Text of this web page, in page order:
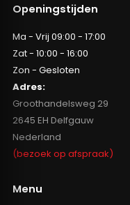
Openingstijden
Ma - Vrij 09:00 - 17:00
Zat - 10:00 - 16:00
Zon - Gesloten
Adres:
Groothandelsweg 29
2645 EH Delfgauw
Nederland
(bezoek op afspraak)
Menu